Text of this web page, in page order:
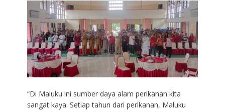
“Di Maluku ini sumber daya alam perikanan kita
sangat kaya. Setiap tahun dari perikanan, Maluku